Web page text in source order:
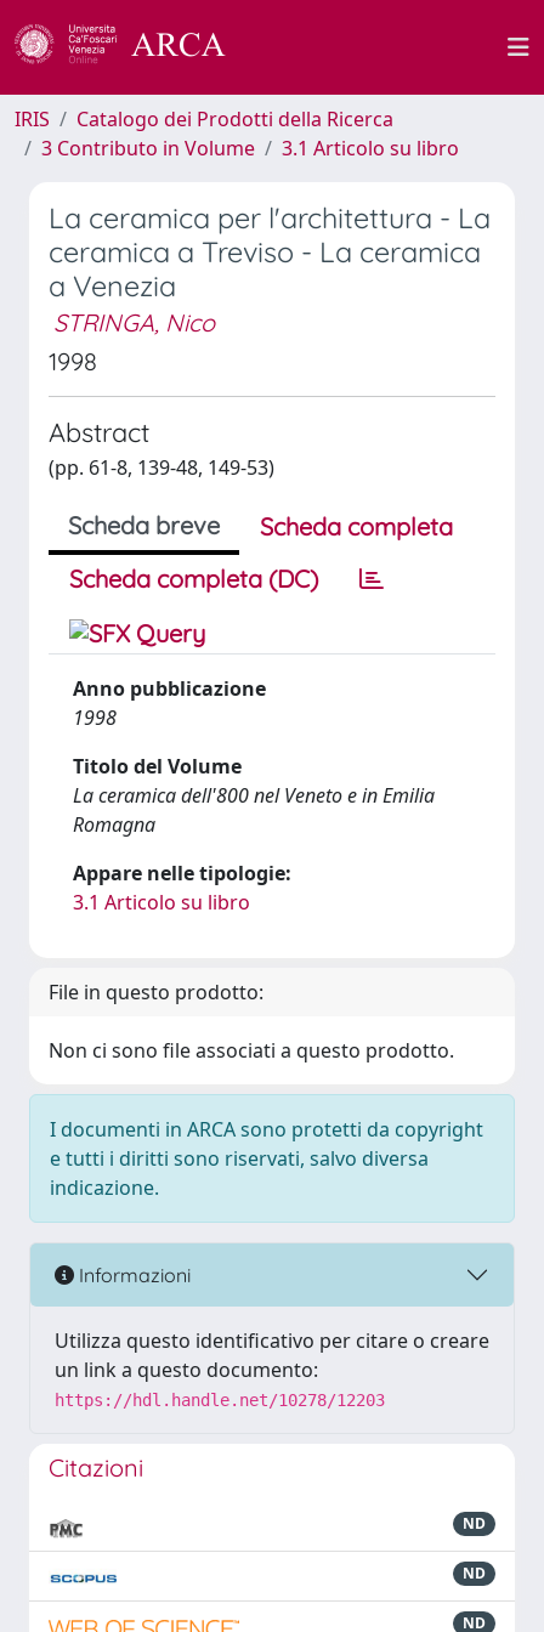
IRIS
Catalogo dei Prodotti della Ricerca
3 Contributo in Volume
3.1 Articolo su libro
La ceramica per l'architettura - La
ceramica a Treviso - La ceramica
a Venezia
STRINGA, Nico
1998
Abstract
(pp. 61-8, 139-48, 149-53)
Scheda breve
Scheda completa
Scheda completa (DC)
Anno pubblicazione
1998
Titolo del Volume
La ceramica dell'800 nel Veneto e in Emilia
Romagna
Appare nelle tipologie:
3.1 Articolo su libro
File in questo prodotto:
Non ci sono file associati a questo prodotto.
I documenti in ARCA sono protetti da copyright
e tutti i diritti sono riservati, salvo diversa
indicazione.
Informazioni
Utilizza questo identificativo per citare o creare
un link a questo documento:
https://hdl.handle.net/10278/12203
Citazioni
ND
ND
ND